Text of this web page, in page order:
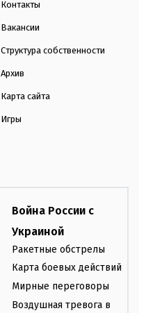
Контакты
Вакансии
Структура собственности
Архив
Карта сайта
Игры
Война России с
Украиной
Ракетные обстрелы
Карта боевых действий
Мирные переговоры
Воздушная тревога в